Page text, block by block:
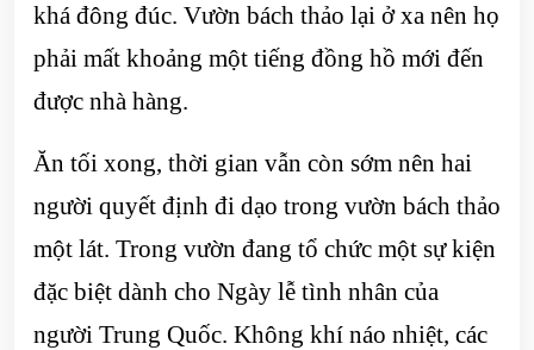
khá đông đúc. Vườn bách thảo lại ở xa nên họ
phải mất khoảng một tiếng đồng hồ mới đến
được nhà hàng.
Ăn tối xong, thời gian vẫn còn sớm nên hai
người quyết định đi dạo trong vườn bách thảo
một lát. Trong vườn đang tổ chức một sự kiện
đặc biệt dành cho Ngày lễ tình nhân của
người Trung Quốc. Không khí náo nhiệt, các